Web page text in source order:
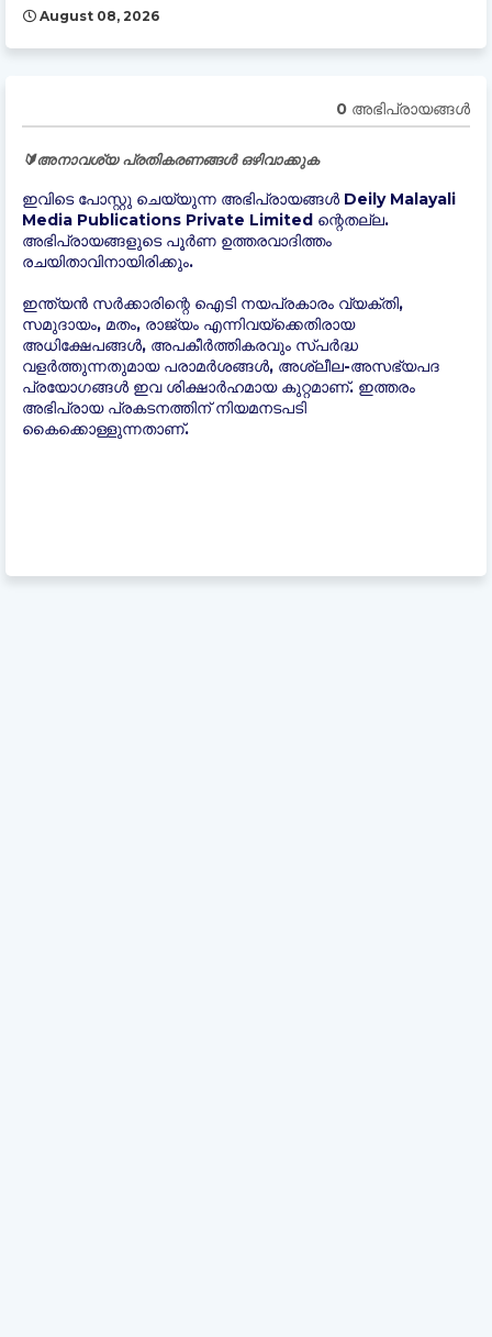
August 08, 2026
0 അഭിപ്രായങ്ങള്‍
🔰അനാവശ്യ പ്രതികരണങ്ങൾ ഒഴിവാക്കുക
ഇവിടെ പോസ്റ്റു ചെയ്യുന്ന അഭിപ്രായങ്ങൾ Deily Malayali
Media Publications Private Limited ന്റെതല്ല.
അഭിപ്രായങ്ങളുടെ പൂർണ ഉത്തരവാദിത്തം
രചയിതാവിനായിരിക്കും.
ഇന്ത്യന്‍ സർക്കാരിന്റെ ഐടി നയപ്രകാരം വ്യക്തി,
സമുദായം, മതം, രാജ്യം എന്നിവയ്ക്കെതിരായ
അധിക്ഷേപങ്ങൾ, അപകീർത്തികരവും സ്പർദ്ധ
വളർത്തുന്നതുമായ പരാമർശങ്ങൾ, അശ്ലീല-അസഭ്യപദ
പ്രയോഗങ്ങൾ ഇവ ശിക്ഷാർഹമായ കുറ്റമാണ്. ഇത്തരം
അഭിപ്രായ പ്രകടനത്തിന് നിയമനടപടി
കൈക്കൊള്ളുന്നതാണ്.